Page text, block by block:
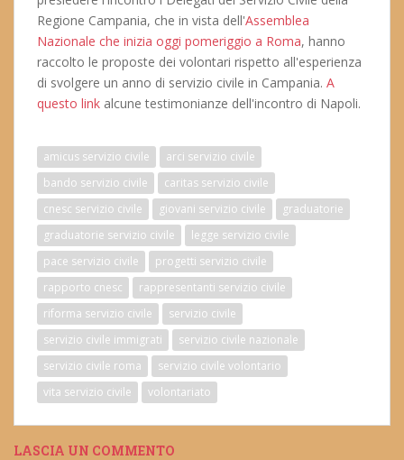
Regione Campania, che in vista dell'Assemblea
Nazionale che inizia oggi pomeriggio a Roma, hanno
raccolto le proposte dei volontari rispetto all'esperienza
di svolgere un anno di servizio civile in Campania. A
questo link alcune testimonianze dell'incontro di Napoli.
amicus servizio civile
arci servizio civile
bando servizio civile
caritas servizio civile
cnesc servizio civile
giovani servizio civile
graduatorie
graduatorie servizio civile
legge servizio civile
pace servizio civile
progetti servizio civile
rapporto cnesc
rappresentanti servizio civile
riforma servizio civile
servizio civile
servizio civile immigrati
servizio civile nazionale
servizio civile roma
servizio civile volontario
vita servizio civile
volontariato
LASCIA UN COMMENTO